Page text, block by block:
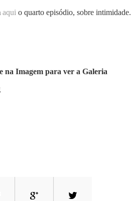
aqui o quarto episódio, sobre intimidade.
na Imagem para ver a Galeria